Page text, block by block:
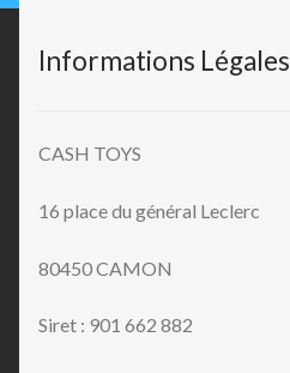
Informations Légales
CASH TOYS
16 place du général Leclerc
80450 CAMON
Siret : 901 662 882